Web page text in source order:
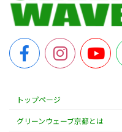
トップページ
グリーンウェーブ京都とは